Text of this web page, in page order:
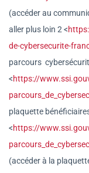
(accéder au
aller plus loin 2 <
de-cybersecurite-
parcours
<https://
plaquette
<https://
(accéder à la